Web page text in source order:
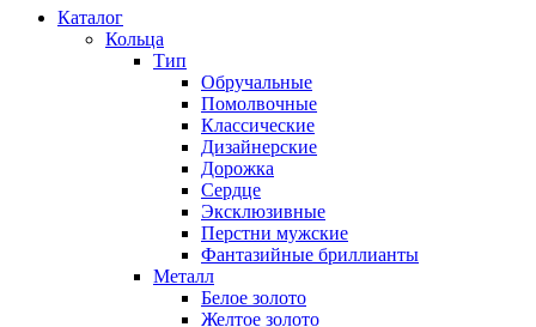
Каталог
Кольца
Тип
Обручальные
Помолвочные
Классические
Дизайнерские
Дорожка
Сердце
Эксклюзивные
Перстни мужские
Фантазийные бриллианты
Металл
Белое золото
Желтое золото